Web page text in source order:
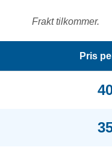
Frakt tilkommer.
Pris